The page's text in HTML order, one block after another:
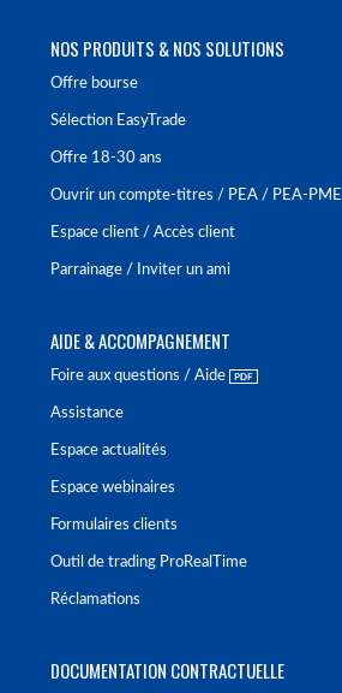
NOS PRODUITS & NOS SOLUTIONS
Offre bourse
Sélection EasyTrade
Offre 18-30 ans
Ouvrir un compte-titres / PEA / PEA-PME
Espace client / Accès client
Parrainage / Inviter un ami
AIDE & ACCOMPAGNEMENT
Foire aux questions / Aide
Assistance
Espace actualités
Espace webinaires
Formulaires clients
Outil de trading ProRealTime
Réclamations
DOCUMENTATION CONTRACTUELLE